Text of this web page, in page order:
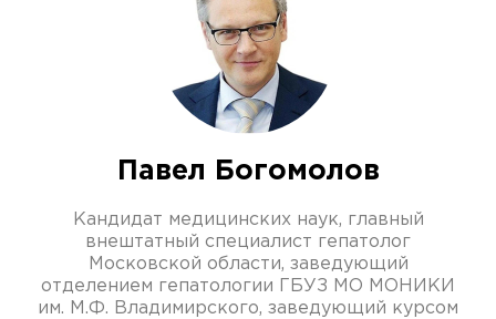
Павел Богомолов
Кандидат медицинских наук, главный
внештатный специалист гепатолог
Московской области, заведующий
отделением гепатологии ГБУЗ МО МОНИКИ
им. М.Ф. Владимирского, заведующий курсом